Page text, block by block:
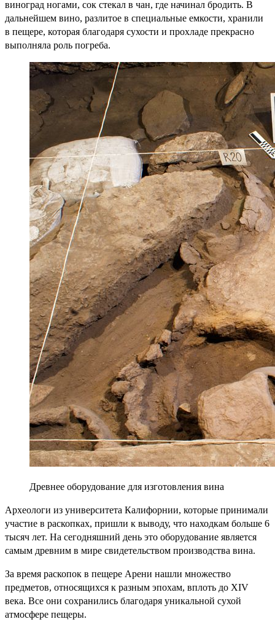
виноград ногами, сок стекал в чан, где начинал бродить. В
дальнейшем вино, разлитое в специальные емкости, хранили
в пещере, которая благодаря сухости и прохладе прекрасно
выполняла роль погреба.
Древнее оборудование для изготовления вина
Археологи из университета Калифорнии, которые принимали
участие в раскопках, пришли к выводу, что находкам больше 6
тысяч лет. На сегодняшний день это оборудование является
самым древним в мире свидетельством производства вина.
За время раскопок в пещере Арени нашли множество
предметов, относящихся к разным эпохам, вплоть до XIV
века. Все они сохранились благодаря уникальной сухой
атмосфере пещеры.